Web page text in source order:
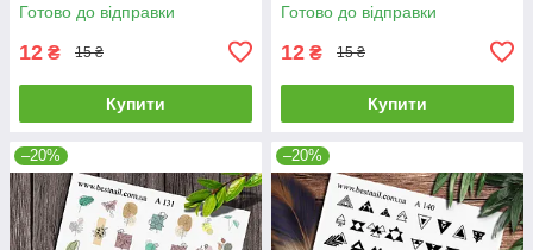
Готово до відправки
12 ₴ 15 ₴
Купити
Готово до відправки
12 ₴ 15 ₴
Купити
–20% –20%